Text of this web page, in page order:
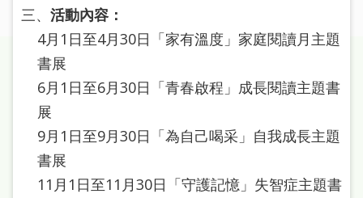
常
見
答
加
入
三、 活動內容：
4月1日至4月30日「家有溫度」家庭閱讀月主題
書展
6月1日至6月30日「青春啟程」成長閱讀主題書
展
9月1日至9月30日「為自己喝采」自我成長主題
書展
11月1日至11月30日「守護記憶」失智症主題書